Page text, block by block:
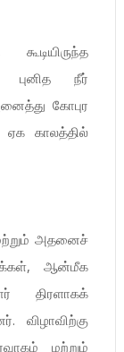
புனித நீர்
கோபுர
ஏக காலத்தில்
அதனைச்
ஆன்மீக
திரளாகக்
விழாவிற்கு
மற்றும்